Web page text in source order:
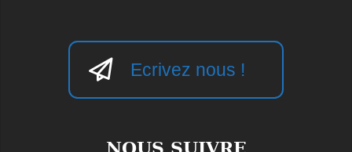
Ecrivez nous !